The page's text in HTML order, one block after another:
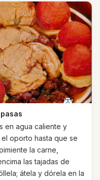
en agua caliente y
oporto hasta que se
la carne,
las tajadas de
átela y dórela en la